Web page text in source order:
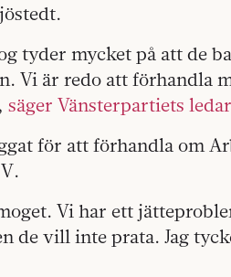
tyder mycket på att de
Vi är redo att förhandla
säger Vänsterpartiets
för att förhandla om
Vi har ett
de vill inte prata. Jag